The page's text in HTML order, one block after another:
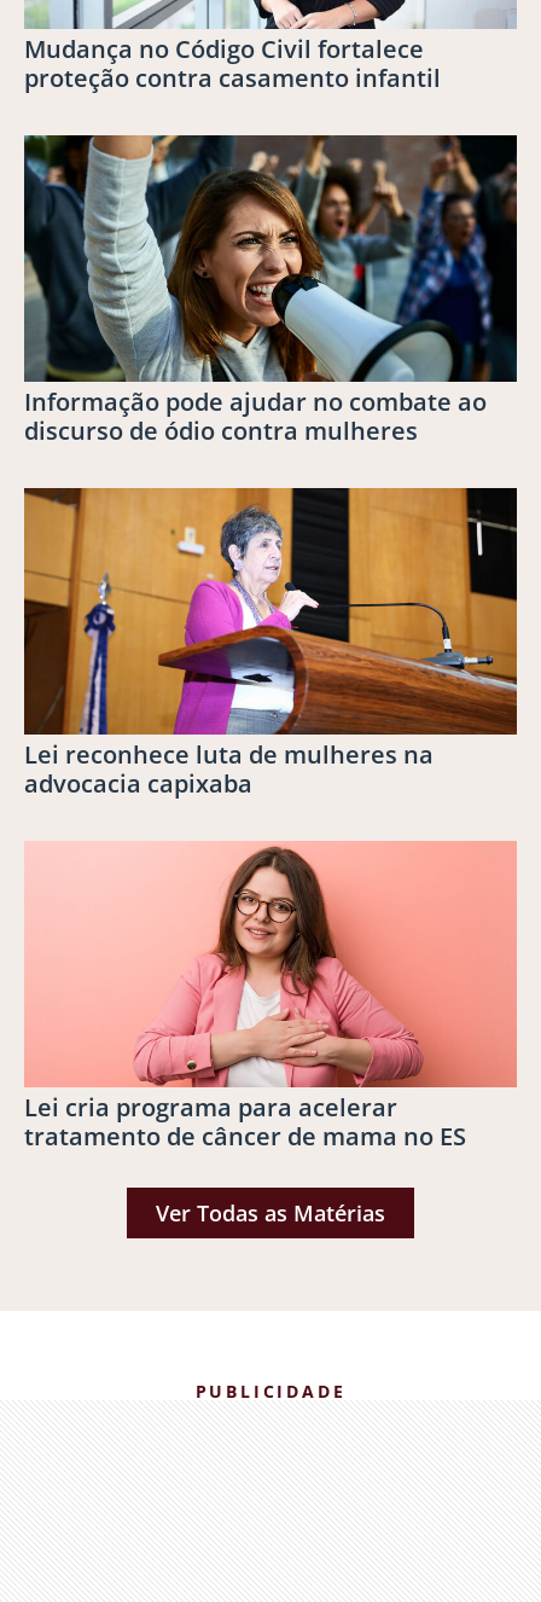
Mudança no Código Civil fortalece
proteção contra casamento infantil
Informação pode ajudar no combate ao
discurso de ódio contra mulheres
Lei reconhece luta de mulheres na
advocacia capixaba
Lei cria programa para acelerar
tratamento de câncer de mama no ES
Ver Todas as Matérias
PUBLICIDADE